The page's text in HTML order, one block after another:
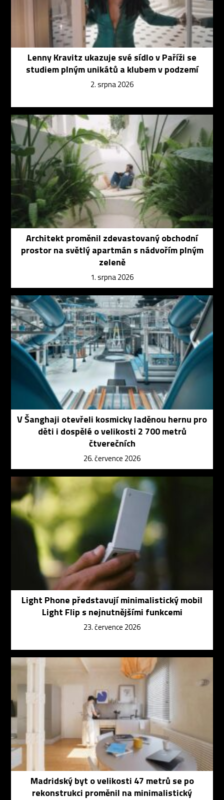
Lenny Kravitz ukazuje své sídlo v Paříži se
studiem plným unikátů a klubem v podzemí
2. srpna 2026
Architekt proměnil zdevastovaný obchodní
prostor na světlý apartmán s nádvořím plným
zeleně
1. srpna 2026
V Šanghaji otevřeli kosmicky laděnou hernu pro
děti i dospělé o velikosti 2 700 metrů
čtverečních
26. července 2026
Light Phone představují minimalistický mobil
Light Flip s nejnutnějšími funkcemi
23. července 2026
Madridský byt o velikosti 47 metrů se po
rekonstrukci proměnil na minimalistický